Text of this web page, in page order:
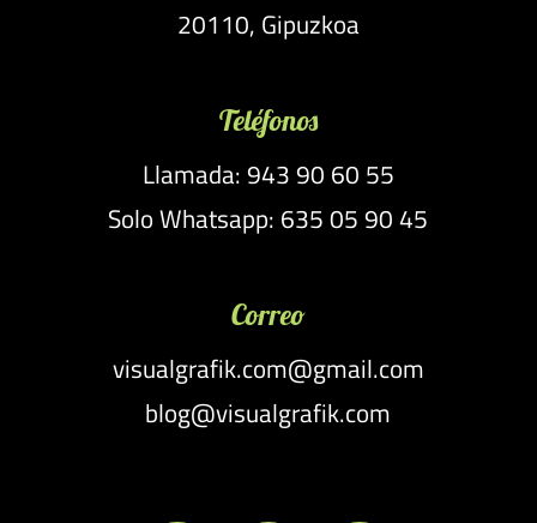
20110, Gipuzkoa
Teléfonos
Llamada: 943 90 60 55
Solo Whatsapp: 635 05 90 45
Correo
visualgrafik.com@gmail.com
blog@visualgrafik.com